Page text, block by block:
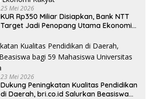
25 Mei 2026
KUR Rp350 Miliar Disiapkan, Bank NTT
Target Jadi Penopang Utama Ekonomi
23 Mei 2026
Dukung Peningkatan Kualitas Pendidikan
di Daerah, bri.co.id Salurkan Beasiswa